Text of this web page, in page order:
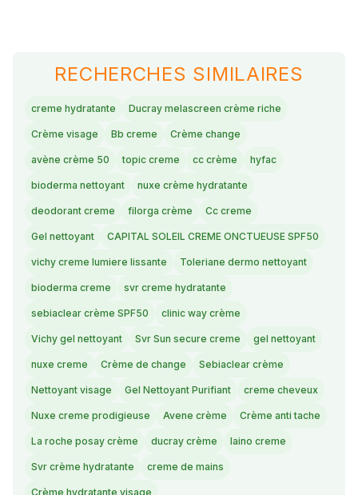
RECHERCHES SIMILAIRES
creme hydratante Ducray melascreen crème riche
Crème visage Bb creme Crème change
avène crème 50 topic creme cc crème hyfac
bioderma nettoyant nuxe crème hydratante
deodorant creme filorga crème Cc creme
Gel nettoyant CAPITAL SOLEIL CREME ONCTUEUSE SPF50
vichy creme lumiere lissante Toleriane dermo nettoyant
bioderma creme svr creme hydratante
sebiaclear crème SPF50 clinic way crème
Vichy gel nettoyant Svr Sun secure creme gel nettoyant
nuxe creme Crème de change Sebiaclear crème
Nettoyant visage Gel Nettoyant Purifiant creme cheveux
Nuxe creme prodigieuse Avene crème Crème anti tache
La roche posay crème ducray crème laino creme
Svr crème hydratante creme de mains
Crème hydratante visage